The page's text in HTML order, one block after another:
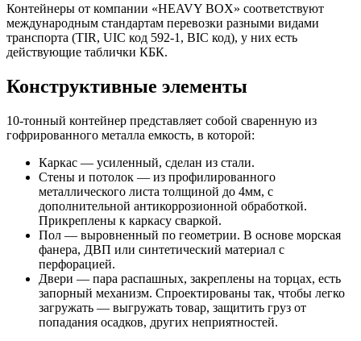
Контейнеры от компании «HEAVY BOX» соответствуют
международным стандартам перевозки разными видами
транспорта (TIR, UIC код 592-1, BIC код), у них есть
действующие таблички КБК.
Конструктивные элементы
10-тонный контейнер представляет собой сваренную из
гофрированного металла емкость, в которой:
Каркас — усиленный, сделан из стали.
Стены и потолок — из профилированного
металлического листа толщиной до 4мм, с
дополнительной антикоррозионной обработкой.
Прикреплены к каркасу сваркой.
Пол — выровненный по геометрии. В основе морская
фанера, ДВП или синтетический материал с
перфорацией.
Двери — пара распашных, закреплены на торцах, есть
запорный механизм. Спроектированы так, чтобы легко
загружать — выгружать товар, защитить груз от
попадания осадков, других неприятностей.